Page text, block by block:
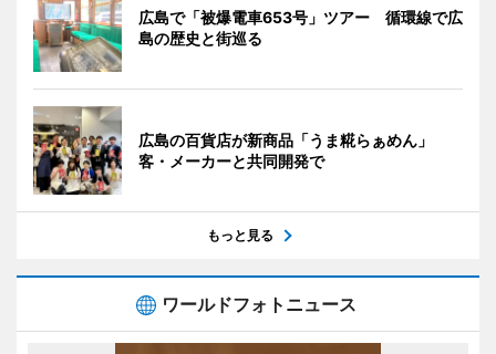
広島で「被爆電車653号」ツアー 循環線で広
島の歴史と街巡る
広島の百貨店が新商品「うま糀らぁめん」
客・メーカーと共同開発で
もっと見る
ワールドフォトニュース